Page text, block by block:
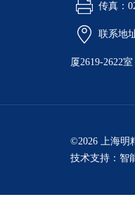
传真：
联系地
厦2619-2622室
©2026 上海明
技术支持： 智